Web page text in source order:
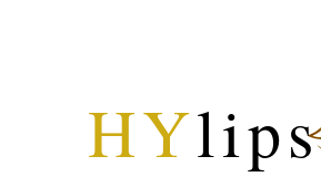
HYlips